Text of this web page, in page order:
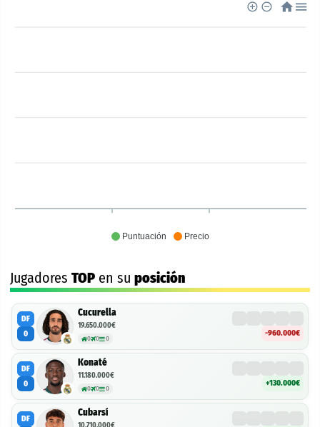
Puntuación Precio
Jugadores TOP en su posición
DF
0
Cucurella
19.650.000€
0 0 0
-960.000€
DF
0
Konaté
11.180.000€
0 0 0
+130.000€
DF
Cubarsí